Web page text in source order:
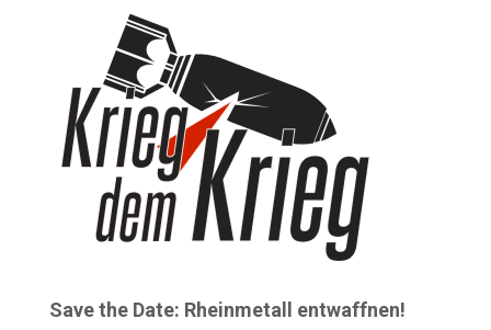
Save the Date: Rheinmetall entwaffnen!